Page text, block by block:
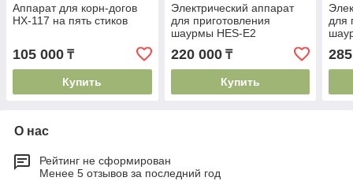
Аппарат для корн-догов
HX-117 на пять стиков
105 000 ₸
Купить
Электрический аппарат
для приготовления
шаурмы HES-E2
220 000₸
Купить
для
О нас
Рейтинг не сформирован
Менее 5 отзывов за последний год